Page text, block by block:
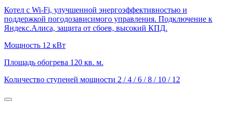
Котел с Wi-Fi, улучшенной энергоэффективностью и
поддержкой погодозависимого управления. Подключение к
Яндекс.Алиса, защита от сбоев, высокий КПД.
Мощность 12 кВт
Площадь обогрева 120 кв. м.
Количество ступеней мощности 2 / 4 / 6 / 8 / 10 / 12